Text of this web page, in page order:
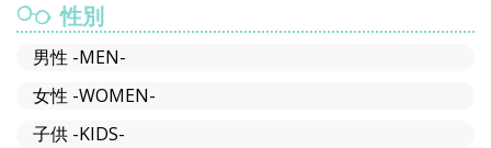
性別
男性 -MEN-
女性 -WOMEN-
子供 -KIDS-